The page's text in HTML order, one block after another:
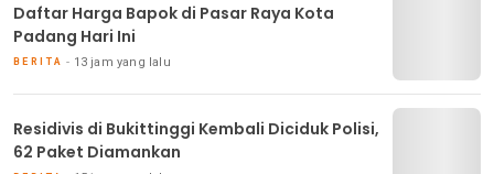
Daftar Harga Bapok di Pasar Raya Kota
Padang Hari Ini
BERITA 13 jam yang lalu
Residivis di Bukittinggi Kembali Diciduk Polisi,
62 Paket Diamankan